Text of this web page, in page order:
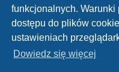
funkcjonalnych.
dostępu do plików
ustawieniach
Dowiedz się więcej
Portal Forum
Technologię